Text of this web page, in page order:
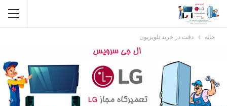
خانه دقت در خرید تلویزیون